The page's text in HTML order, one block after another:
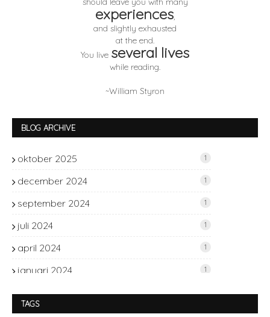
experiences,
and slightly exhausted
at the end.
You live several lives
while reading.
~William Styron
BLOG ARCHIVE
oktober 2025 1
december 2024 1
september 2024 1
juli 2024 1
april 2024 1
januari 2024 1
november 2023
oktober 2023 1
TAGS